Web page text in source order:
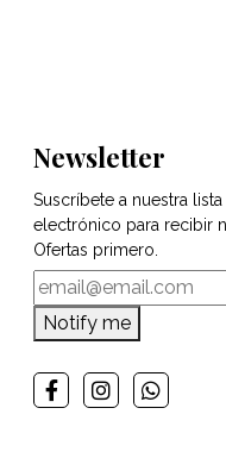
Newsletter
Suscríbete a nuestra
electrónico para recibir
Ofertas primero.
Notify me